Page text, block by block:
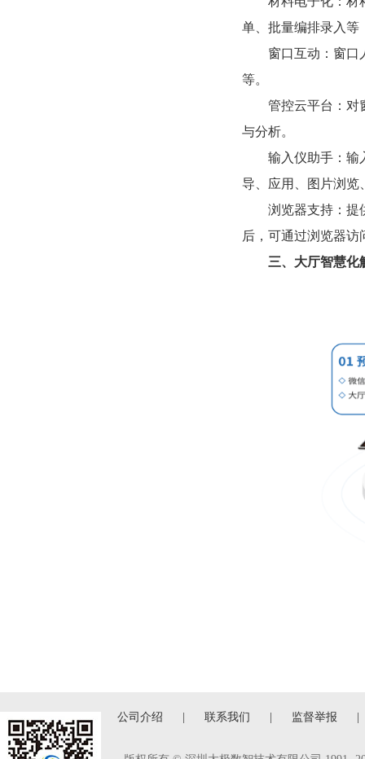
单、批量编排录入等
窗口互动：窗口
等。
管控云平台：对
与分析。
输入仪助手：输
导、应用、图片浏览
浏览器支持：提
后，可通过浏览器
三、大厅智慧化
公司介绍 联系我们 监督举报